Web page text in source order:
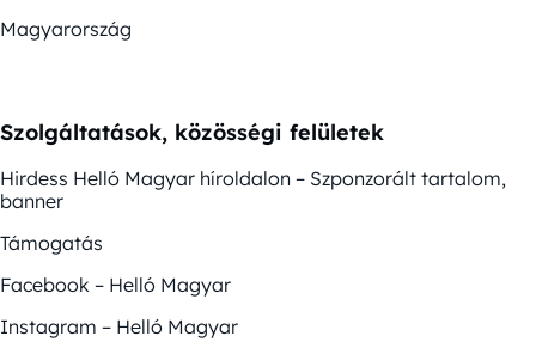
Magyarország
Szolgáltatások, közösségi felületek
Hirdess Helló Magyar híroldalon – Szponzorált tartalom,
banner
Támogatás
Facebook – Helló Magyar
Instagram – Helló Magyar